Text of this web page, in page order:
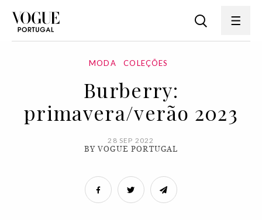
MODA COLEÇÕES
Burberry:
primavera/verão 2023
28 SEP 2022
BY VOGUE PORTUGAL